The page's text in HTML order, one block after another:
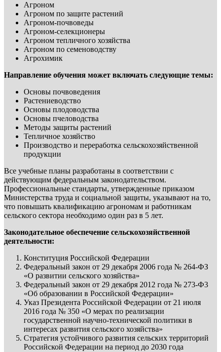
Агроном
Агроном по защите растений
Агроном-почвоведы
Агроном-селекционеры
Агроном тепличного хозяйства
Агроном по семеноводству
Агрохимик
Направление обучения может включать следующие темы:
Основы почвоведения
Растениеводство
Основы плодоводства
Основы пчеловодства
Методы защиты растений
Тепличное хозяйство
Производство и переработка сельскохозяйственной
продукции
Все учебные планы разработаны в соответствии с
действующим федеральным законодательством.
Профессиональные стандарты, утвержденные приказом
Министерства труда и социальной защиты, указывают на то,
что повышать квалификацию агрономам и работникам
сельского сектора необходимо один раз в 5 лет.
Законодательное обеспечение сельскохозяйственной
деятельности:
Конституция Российской Федерации
Федеральный закон от 29 декабря 2006 года № 264-ФЗ
«О развитии сельского хозяйства»
Федеральный закон от 29 декабря 2012 года № 273-Ф3
«Об образовании в Российской Федерации»
Указ Президента Российской Федерации от 21 июля
2016 года № 350 «О мерах по реализации
государственной научно-технической политики в
интересах развития сельского хозяйства»
Стратегия устойчивого развития сельских территорий
Российской Федерации на период до 2030 года